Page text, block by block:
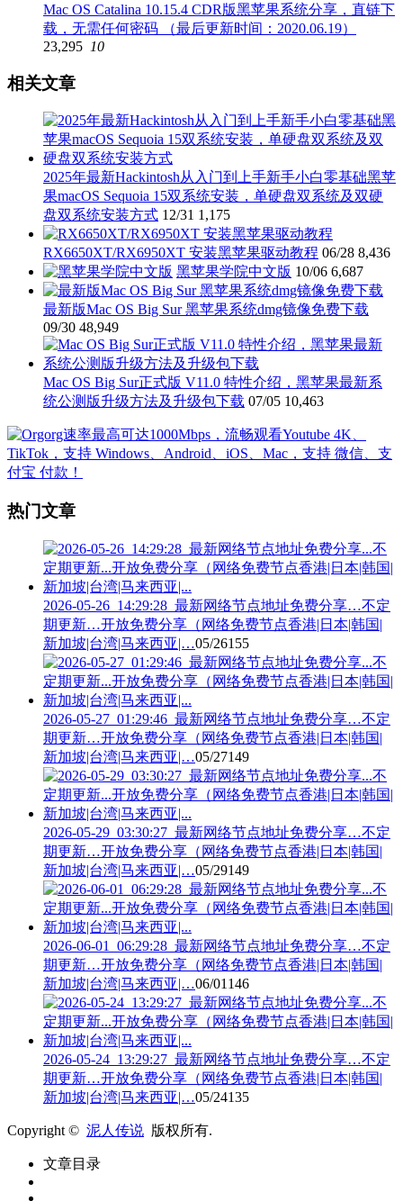
Mac OS Catalina 10.15.4 CDR版黑苹果系统分享，直链下
载，无需任何密码 （最后更新时间：2020.06.19）
23,295 10
相关文章
2025年最新Hackintosh从入门到上手新手小白零基础黑苹
果macOS Sequoia 15双系统安装，单硬盘双系统及双硬
盘双系统安装方式 12/31 1,175
RX6650XT/RX6950XT 安装黑苹果驱动教程 06/28 8,436
黑苹果学院中文版 10/06 6,687
最新版Mac OS Big Sur 黑苹果系统dmg镜像免费下载
09/30 48,949
Mac OS Big Sur正式版 V11.0 特性介绍，黑苹果最新系
统公测版升级方法及升级包下载 07/05 10,463
热门文章
2026-05-26_14:29:28_最新网络节点地址免费分享…不定
期更新…开放免费分享（网络免费节点香港|日本|韩国|
新加坡|台湾|马来西亚|…05/26155
2026-05-27_01:29:46_最新网络节点地址免费分享…不定
期更新…开放免费分享（网络免费节点香港|日本|韩国|
新加坡|台湾|马来西亚|…05/27149
2026-05-29_03:30:27_最新网络节点地址免费分享…不定
期更新…开放免费分享（网络免费节点香港|日本|韩国|
新加坡|台湾|马来西亚|…05/29149
2026-06-01_06:29:28_最新网络节点地址免费分享…不定
期更新…开放免费分享（网络免费节点香港|日本|韩国|
新加坡|台湾|马来西亚|…06/01 146
2026-05-24_13:29:27_最新网络节点地址免费分享…不定
期更新…开放免费分享（网络免费节点香港|日本|韩国|
新加坡|台湾|马来西亚|…05/24135
Copyright © 泥人传说 版权所有.
文章目录